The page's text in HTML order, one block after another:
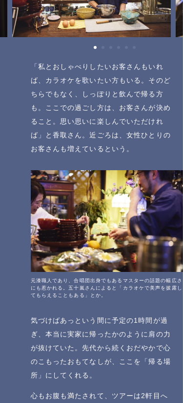
「私とおしゃべりしたいお客さんもいれ
ば、カラオケを歌いたい方もいる。そのど
ちらでもなく、しっぽりと飲んで帰る方
も。ここでの過ごし方は、お客さんが決め
ること。思い思いに楽しんでいただけれ
ば」と香取さん。近ごろは、女性ひとりの
お客さんも増えているという。
元漆職人であり、合唱団出身でもあるマスターの話題の幅広さ
にも惹かれる。五十嵐さんによると「カラオケで美声を披露し
てもらえることもある」とか。
気づけばあっという間に予定の1時間が過
ぎ、本当に実家に帰ったかのように肩の力
が抜けていた。先代から続くおだやかで心
のこもったおもてなしが、ここを「帰る場
所」にしてくれる。
心もお腹も満たされて、ツアーは2軒目へ